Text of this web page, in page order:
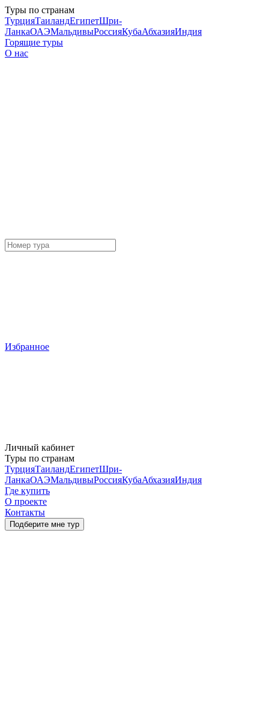
Туры по странам
ТурцияТаиландЕгипетШри-
ЛанкаОАЭМальдивыРоссияКубаАбхазияИндия
Горящие туры
О нас
Избранное
Личный кабинет
Туры по странам
ТурцияТаиландЕгипетШри-
ЛанкаОАЭМальдивыРоссияКубаАбхазияИндия
Где купить
О проекте
Контакты
Подберите мне тур